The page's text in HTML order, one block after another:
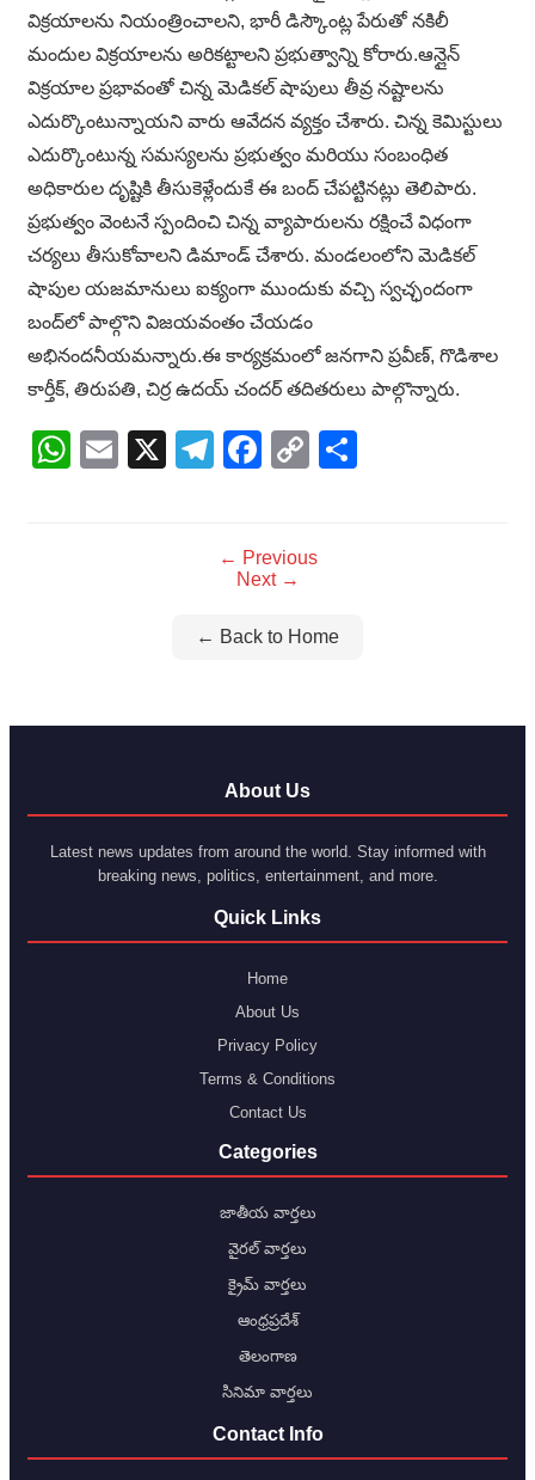
విక్రయాలను నియంత్రించాలని, భారీ డిస్కౌంట్ల పేరుతో నకిలీ
మందుల విక్రయాలను అరికట్టాలని ప్రభుత్వాన్ని కోరారు.ఆన్లైన్
విక్రయాల ప్రభావంతో చిన్న మెడికల్ షాపులు తీవ్ర నష్టాలను
ఎదుర్కొంటున్నాయని వారు ఆవేదన వ్యక్తం చేశారు. చిన్న కెమిస్టులు
ఎదుర్కొంటున్న సమస్యలను ప్రభుత్వం మరియు సంబంధిత
అధికారుల దృష్టికి తీసుకెళ్లేందుకే ఈ బంద్ చేపట్టినట్లు తెలిపారు.
ప్రభుత్వం వెంటనే స్పందించి చిన్న వ్యాపారులను రక్షించే విధంగా
చర్యలు తీసుకోవాలని డిమాండ్ చేశారు. మండలంలోని మెడికల్
షాపుల యజమానులు ఐక్యంగా ముందుకు వచ్చి స్వచ్ఛందంగా
బంద్‌లో పాల్గొని విజయవంతం చేయడం
అభినందనీయమన్నారు.ఈ కార్యక్రమంలో జనగాని ప్రవీణ్, గొడిశాల
కార్తీక్, తిరుపతి, చిర్ర ఉదయ్ చందర్ తదితరులు పాల్గొన్నారు.
WhatsApp
Email
X Telegram
Facebook
Copy
← Previous
Next →
← Back to Home
About Us
Latest news updates from around the world. Stay informed with
breaking news, politics, entertainment, and more.
Quick Links
Home
About Us
Privacy Policy
Terms & Conditions
Contact Us
Categories
జాతీయ వార్తలు
వైరల్ వార్తలు
క్రైమ్ వార్తలు
ఆంధ్రప్రదేశ్
తెలంగాణ
సినిమా వార్తలు
Contact Info